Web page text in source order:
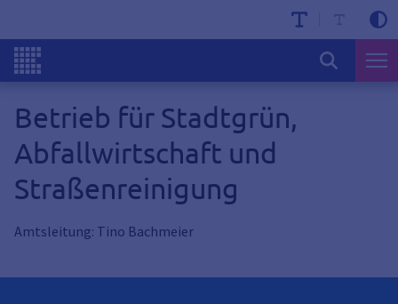
Betrieb für Stadtgrün,
Abfallwirtschaft und
Straßenreinigung
Amtsleitung: Tino Bachmeier